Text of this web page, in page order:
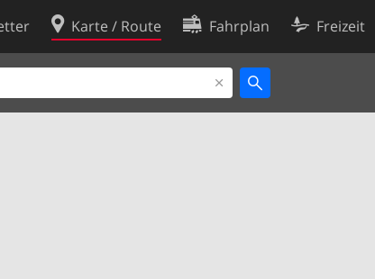
Karte / Route Fahrplan Freizeit
Cookie-Richtlinie
Cookie-Einstellungen